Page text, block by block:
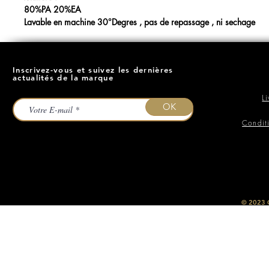
80%PA 20%EA
Lavable en machine 30°Degres , pas de repassage , ni sechage
Inscrivez-vous et suivez les dernières
actualités de la marque
OK
​© 2023